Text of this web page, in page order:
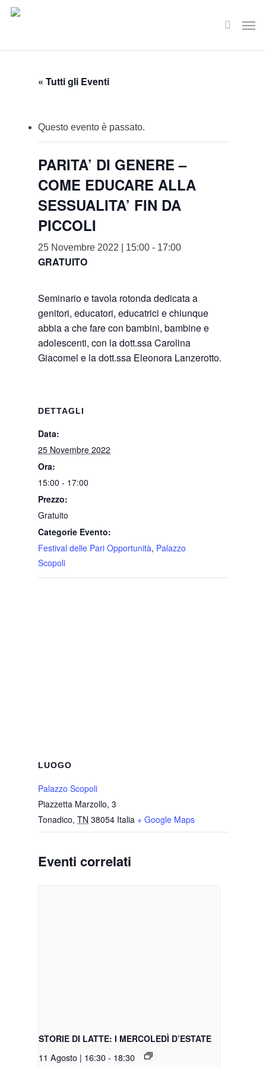
Skip
search
« Tutti gli Eventi
Questo evento è passato.
PARITA’ DI GENERE –
COME EDUCARE ALLA
SESSUALITA’ FIN DA
PICCOLI
25 Novembre 2022 | 15:00 - 17:00
GRATUITO
Seminario e tavola rotonda dedicata a
genitori, educatori, educatrici e chiunque
abbia a che fare con bambini, bambine e
adolescenti, con la dott.ssa Carolina
Giacomel e la dott.ssa Eleonora Lanzerotto.
DETTAGLI
Data:
25 Novembre 2022
Ora:
15:00 - 17:00
Prezzo:
Gratuito
Categorie Evento:
Festival delle Pari Opportunità, Palazzo
Scopoli
LUOGO
Palazzo Scopoli
Piazzetta Marzollo, 3
Tonadico, TN 38054 Italia + Google Maps
Eventi correlati
STORIE DI LATTE: I MERCOLEDÌ D’ESTATE
11 Agosto | 16:30- 18:30